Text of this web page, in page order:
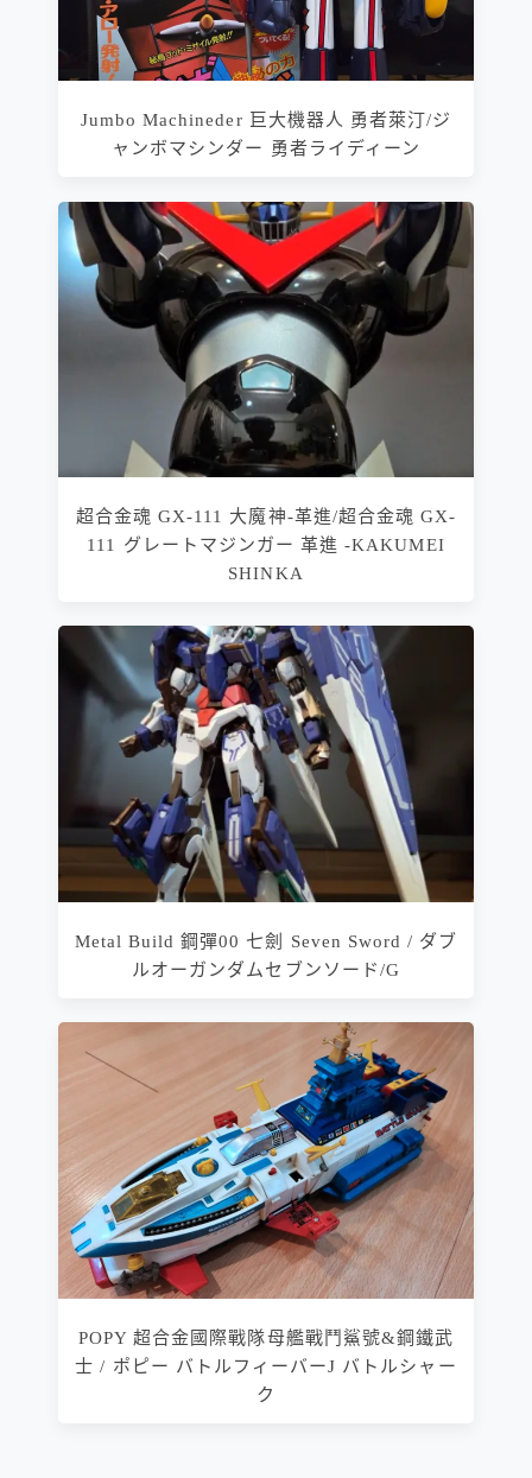
Jumbo Machineder 巨大機器人 勇者萊汀/ジ
ャンボマシンダー 勇者ライディーン
超合金魂 GX-111 大魔神-革進/超合金魂 GX-
111 グレートマジンガー 革進 -KAKUMEI
SHINKA
Metal Build 鋼彈00 七劍 Seven Sword / ダブ
ルオーガンダムセブンソード/G
POPY 超合金國際戰隊母艦戰鬥鯊號&鋼鐵武
士 / ポピー バトルフィーバーJ バトルシャー
ク